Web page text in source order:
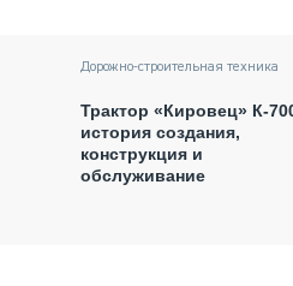
Дорожно-строительная техника
Трактор «Кировец» К-
история создания,
конструкция и
обслуживание